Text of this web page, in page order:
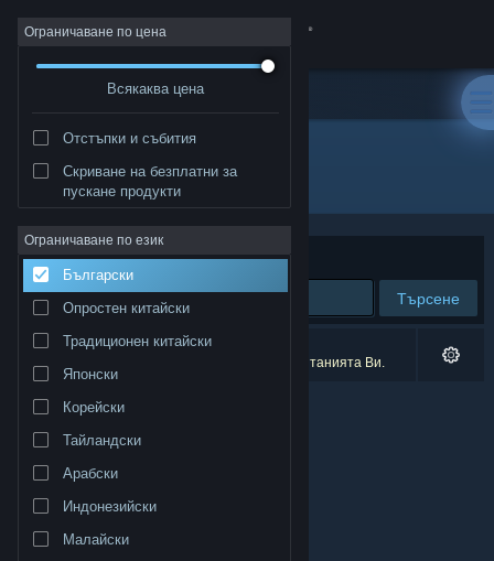
Вписване
Относно
Поддръжка
Смяна на езика
Ограничаване по цена
Всякаква цена
Отстъпки и събития
Скриване на безплатни за
пускане продукти
Ограничаване по език
Български
Опростен китайски
Традиционен китайски
Японски
Корейски
Тайландски
Арабски
Индонезийски
Малайски
Издател: Kepler Project
Сортиране по Съответстване
Търсене
0 резултата съответстват на търсенето Ви.
1 заглавие беше изключено спрямо предпочитанията Ви.